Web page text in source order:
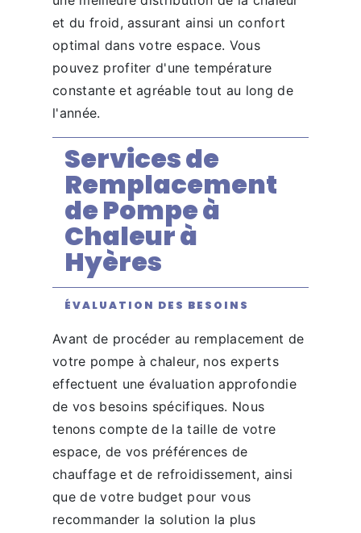
et du froid, assurant ainsi un confort
optimal dans votre espace. Vous
pouvez profiter d'une température
constante et agréable tout au long de
l'année.
Services de
Remplacement
de Pompe à
Chaleur à
Hyères
ÉVALUATION DES BESOINS
Avant de procéder au remplacement de
votre pompe à chaleur, nos experts
effectuent une évaluation approfondie
de vos besoins spécifiques. Nous
tenons compte de la taille de votre
espace, de vos préférences de
chauffage et de refroidissement, ainsi
que de votre budget pour vous
recommander la solution la plus